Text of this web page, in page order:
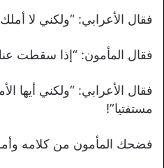
فقال الأعرابي: “ولكني لا
فقال المأمون: “إذا سقطت
فقال الأعرابي: “ولكني أيها
مستفتيا”!
فضحك المأمون من كلامه